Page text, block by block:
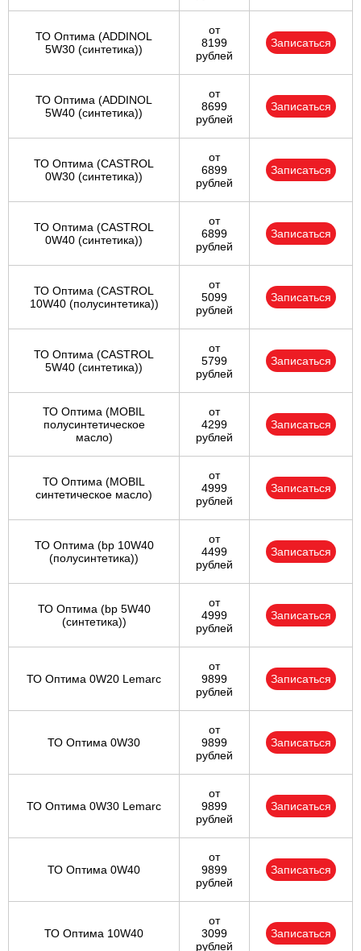
ТО Оптима (ADDINOL
5W30 (синтетика))
от
8199
рублей
Записаться
ТО Оптима (ADDINOL
5W40 (синтетика))
от
8699
рублей
Записаться
ТО Оптима (CASTROL
0W30 (синтетика))
от
6899
рублей
Записаться
ТО Оптима (CASTROL
0W40 (синтетика))
от
6899
рублей
Записаться
ТО Оптима (CASTROL
10W40 (полусинтетика))
от
5099
рублей
Записаться
ТО Оптима (CASTROL
5W40 (синтетика))
от
5799
рублей
Записаться
ТО Оптима (MOBIL
полусинтетическое
масло)
от
4299
рублей
Записаться
ТО Оптима (MOBIL
синтетическое масло)
от
4999
рублей
Записаться
ТО Оптима (bp 10W40
(полусинтетика))
от
4499
рублей
Записаться
ТО Оптима (bp 5W40
(синтетика))
от
4999
рублей
Записаться
ТО Оптима 0W20 Lemarc
от
9899
рублей
Записаться
ТО Оптима 0W30
от
9899
рублей
Записаться
ТО Оптима 0W30 Lemarc
от
9899
рублей
Записаться
ТО Оптима 0W40
от
9899
рублей
Записаться
ТО Оптима 10W40
от
3099
рублей
Записаться